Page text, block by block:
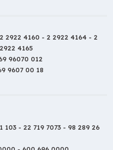
2 2922 4160 - 2 2922 4164 - 2
2922 4165
96070 012
9607 00 18
103 - 22 719 7073 - 98 289 26